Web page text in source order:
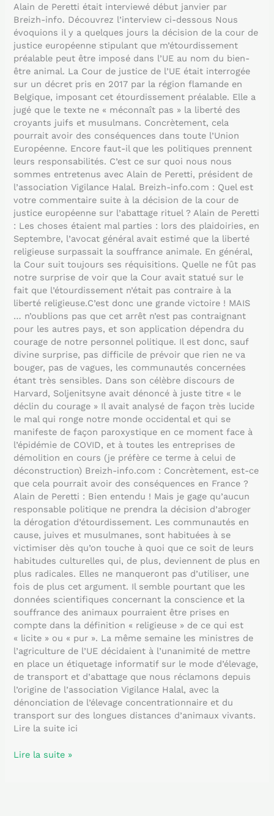
Alain de Peretti était interviewé début janvier par
Breizh-info. Découvrez l’interview ci-dessous Nous
évoquions il y a quelques jours la décision de la cour de
justice européenne stipulant que m’étourdissement
préalable peut être imposé dans l’UE au nom du bien-
être animal. La Cour de justice de l’UE était interrogée
sur un décret pris en 2017 par la région flamande en
Belgique, imposant cet étourdissement préalable. Elle a
jugé que le texte ne « méconnaît pas » la liberté des
croyants juifs et musulmans. Concrètement, cela
pourrait avoir des conséquences dans toute l’Union
Européenne. Encore faut-il que les politiques prennent
leurs responsabilités. C’est ce sur quoi nous nous
sommes entretenus avec Alain de Peretti, président de
l’association Vigilance Halal. Breizh-info.com : Quel est
votre commentaire suite à la décision de la cour de
justice européenne sur l’abattage rituel ? Alain de Peretti
: Les choses étaient mal parties : lors des plaidoiries, en
Septembre, l’avocat général avait estimé que la liberté
religieuse surpassait la souffrance animale. En général,
la Cour suit toujours ses réquisitions. Quelle ne fût pas
notre surprise de voir que la Cour avait statué sur le
fait que l’étourdissement n’était pas contraire à la
liberté religieuse.C’est donc une grande victoire ! MAIS
… n’oublions pas que cet arrêt n’est pas contraignant
pour les autres pays, et son application dépendra du
courage de notre personnel politique. Il est donc, sauf
divine surprise, pas difficile de prévoir que rien ne va
bouger, pas de vagues, les communautés concernées
étant très sensibles. Dans son célèbre discours de
Harvard, Soljenitsyne avait dénoncé à juste titre « le
déclin du courage » Il avait analysé de façon très lucide
le mal qui ronge notre monde occidental et qui se
manifeste de façon paroxystique en ce moment face à
l’épidémie de COVID, et à toutes les entreprises de
démolition en cours (je préfère ce terme à celui de
déconstruction) Breizh-info.com : Concrètement, est-ce
que cela pourrait avoir des conséquences en France ?
Alain de Peretti : Bien entendu ! Mais je gage qu’aucun
responsable politique ne prendra la décision d’abroger
la dérogation d’étourdissement. Les communautés en
cause, juives et musulmanes, sont habituées à se
victimiser dès qu’on touche à quoi que ce soit de leurs
habitudes culturelles qui, de plus, deviennent de plus en
plus radicales. Elles ne manqueront pas d’utiliser, une
fois de plus cet argument. Il semble pourtant que les
données scientifiques concernant la conscience et la
souffrance des animaux pourraient être prises en
compte dans la définition « religieuse » de ce qui est
« licite » ou « pur ». La même semaine les ministres de
l’agriculture de l’UE décidaient à l’unanimité de mettre
en place un étiquetage informatif sur le mode d’élevage,
de transport et d’abattage que nous réclamons depuis
l’origine de l’association Vigilance Halal, avec la
dénonciation de l’élevage concentrationnaire et du
transport sur des longues distances d’animaux vivants.
Lire la suite ici
prendra
la
décision
d’abroger
la
dérogation
d’étourdissement
»
Lire la suite »